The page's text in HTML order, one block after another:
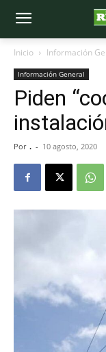
Inicio Información
Información General
Piden
Por . - 10 agosto, 2020